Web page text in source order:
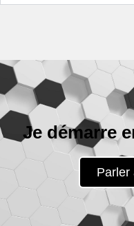
Je démarre
Parler